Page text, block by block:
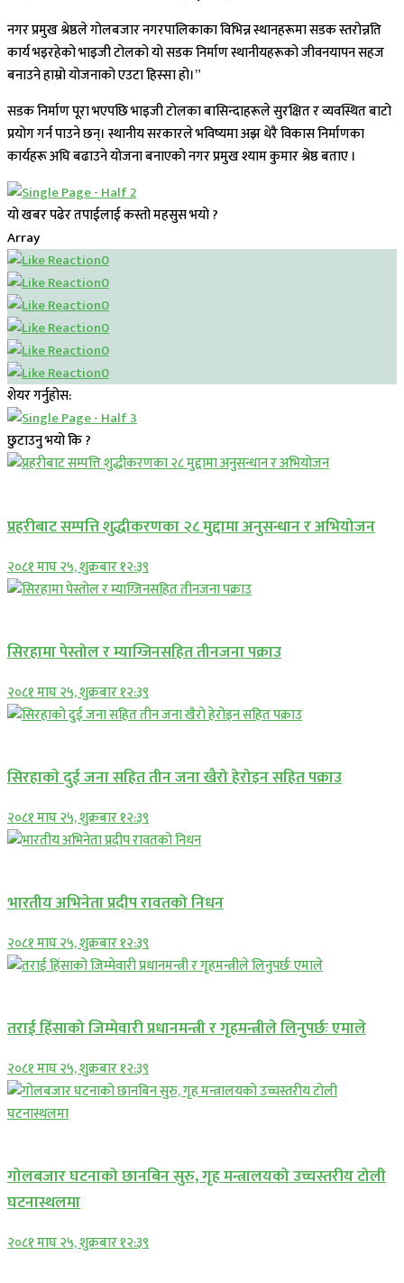
नगर प्रमुख श्रेष्ठले गोलबजार नगरपालिकाका विभिन्न स्थानहरूमा सडक स्तरोन्नति
कार्य भइरहेको भाइजी टोलको यो सडक निर्माण स्थानीयहरूको जीवनयापन सहज
बनाउने हाम्रो योजनाको एउटा हिस्सा हो।”
सडक निर्माण पूरा भएपछि भाइजी टोलका बासिन्दाहरूले सुरक्षित र व्यवस्थित बाटो
प्रयोग गर्न पाउने छन्। स्थानीय सरकारले भविष्यमा अझ धेरै विकास निर्माणका
कार्यहरू अघि बढाउने योजना बनाएको नगर प्रमुख श्याम कुमार श्रेष्ठ बताए ।
यो खबर पढेर तपाईलाई कस्तो महसुस भयो ?
Array
0
0
0
0
0
0
शेयर गर्नुहोस:
छुटाउनु भयो कि ?
प्रहरीबाट सम्पत्ति शुद्धीकरणका २८ मुद्दामा अनुसन्धान र अभियोजन
२०८१ माघ २५, शुक्रबार १२:३९
सिरहामा पेस्तोल र म्याग्जिनसहित तीनजना पक्राउ
२०८१ माघ २५, शुक्रबार १२:३९
सिरहाकाे दुई जना सहित तीन जना खैरो हेरोइन सहित पक्राउ
२०८१ माघ २५, शुक्रबार १२:३९
भारतीय अभिनेता प्रदीप रावतको निधन
२०८१ माघ २५, शुक्रबार १२:३९
तराई हिंसाको जिम्मेवारी प्रधानमन्त्री र गृहमन्त्रीले लिनुपर्छः एमाले
२०८१ माघ २५, शुक्रबार १२:३९
गोलबजार घटनाको छानबिन सुरु, गृह मन्त्रालयको उच्चस्तरीय टोली
घटनास्थलमा
२०८१ माघ २५, शुक्रबार १२:३९